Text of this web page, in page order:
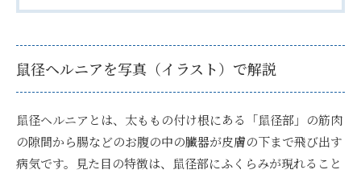
鼠径ヘルニアを写真（イラスト）で解説
鼠径ヘルニアとは、太ももの付け根にある「鼠径部」の筋肉
の隙間から腸などのお腹の中の臓器が皮膚の下まで飛び出す
病気です。見た目の特徴は、鼠径部にふくらみが現れること